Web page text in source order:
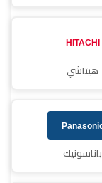
هيتاشي
باناسونيك